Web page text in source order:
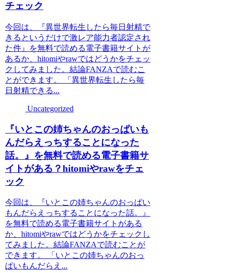
チェック
今回は、『異世界転生したら毎日射精で
きるというだけで激レア能力者認定され
た件』を無料で読める電子書籍サイトが
あるか、hitomiやrawではどうかをチェッ
クしてみました。結論FANZAで読むこ
とができます。 「異世界転生したら毎
日射精できる...
Uncategorized
『いとこの姉ちゃんのおっぱいも
んだらえっちすることになった
話。』を無料で読める電子書籍サ
イトがある？hitomiやrawをチェ
ック
今回は、『いとこの姉ちゃんのおっぱい
もんだらえっちすることになった話。』
を無料で読める電子書籍サイトがある
か、hitomiやrawではどうかをチェックし
てみました。結論FANZAで読むことが
できます。 「いとこの姉ちゃんのおっ
ぱいもんだらえ...